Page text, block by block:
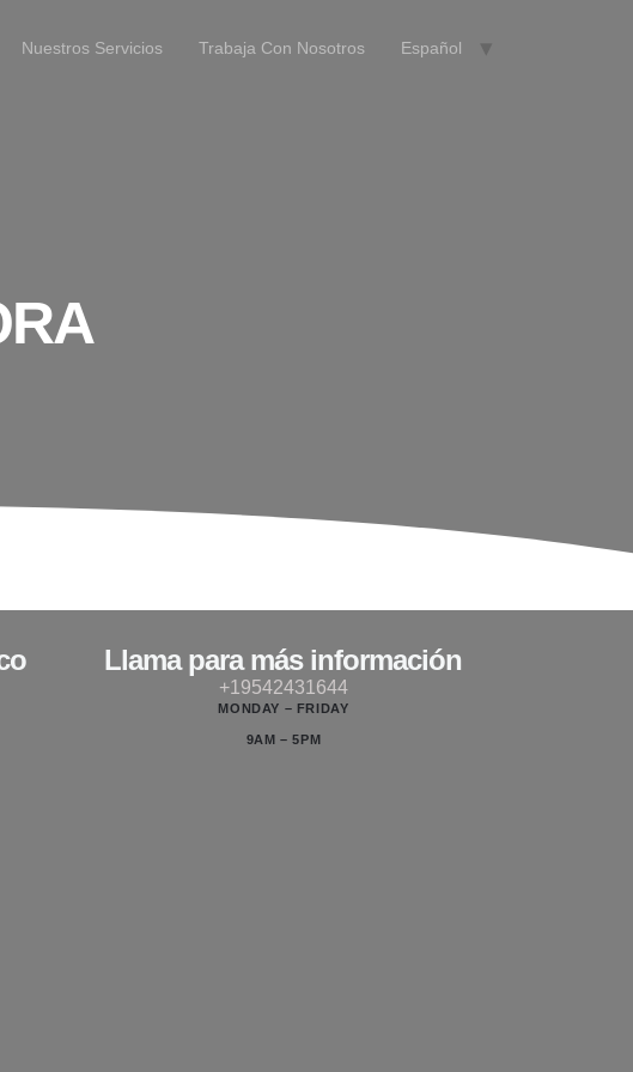
Nuestros Servicios Trabaja Con Nosotros Español
Llama para más información
+19542431644
MONDAY – FRIDAY
9AM – 5PM